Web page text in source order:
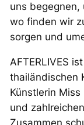
uns begegnen,
wo finden wir
sorgen und
AFTERLIVES
thailändischen
Künstlerin
und
Zusammen